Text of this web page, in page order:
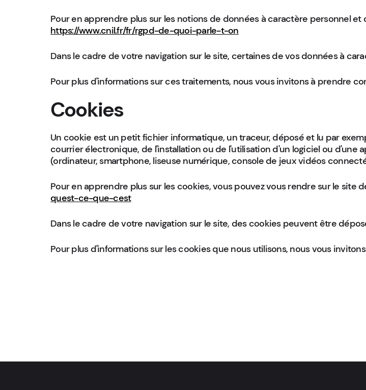
Pour en apprendre plus sur les notions de données à caractère personnel
https://www.cnil.fr/fr/rgpd-de-quoi-parle-t-on
Dans le cadre de votre navigation sur le site, certaines de vos données à
Pour plus d'informations sur ces traitements, nous vous invitons à prendre
Cookies
Un cookie est un petit fichier informatique, un traceur, déposé et lu par
courrier électronique, de l'installation ou de l'utilisation d'un logiciel ou
(ordinateur, smartphone, liseuse numérique, console de jeux vidéos
Pour en apprendre plus sur les cookies, vous pouvez vous rendre sur le site
quest-ce-que-cest
Dans le cadre de votre navigation sur le site, des cookies peuvent être
Pour plus d'informations sur les cookies que nous utilisons, nous vous